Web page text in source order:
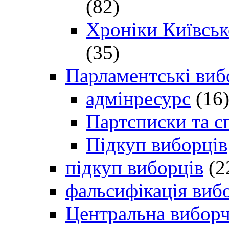
(82)
Хроніки
(35)
Парламентські
адмінресурс (16)
Партсписки та
Підкуп виборців
підкуп виборців
фальсифікація
Центральна